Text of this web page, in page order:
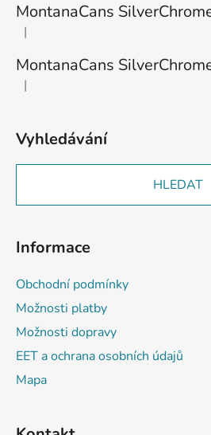
MontanaCans
Hodnocení produktu je 3 z 5
|
MontanaCans
Hodnocení produktu je 2 z 5
|
Vyhledávání
HLEDAT
Informace
Obchodní podmínky
Možnosti platby
Možnosti dopravy
EET a ochrana osobních údajů
Mapa